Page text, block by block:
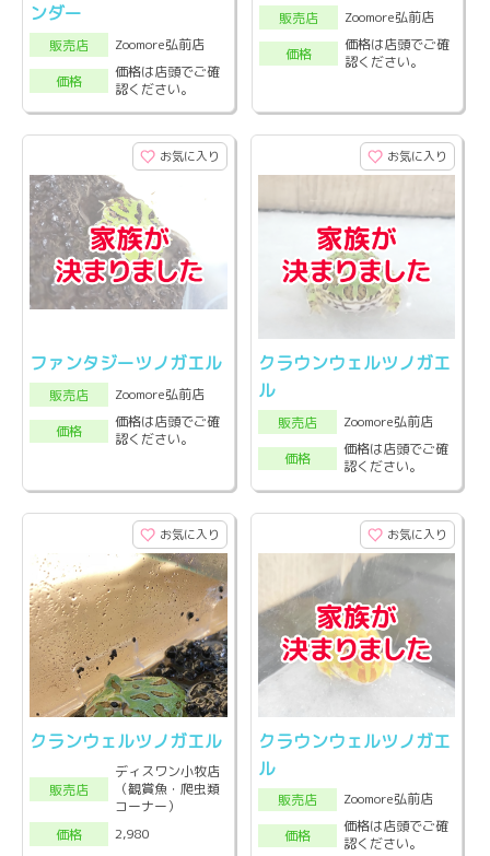
ンダー
販売店
Zoomore弘前店
価格
価格は店頭でご確
認ください。
販売店
Zoomore弘前店
価格
価格は店頭でご確
認ください。
お気に入り
ファンタジーツノガエル
販売店
Zoomore弘前店
価格
価格は店頭でご確
認ください。
お気に入り
クラウンウェルツノガエ
ル
販売店
Zoomore弘前店
価格
価格は店頭でご確
認ください。
お気に入り
クランウェルツノガエル
販売店
ディスワン小牧店
（観賞魚・爬虫類
コーナー）
価格
2,980
お気に入り
クラウンウェルツノガエ
ル
販売店
Zoomore弘前店
価格
価格は店頭でご確
認ください。